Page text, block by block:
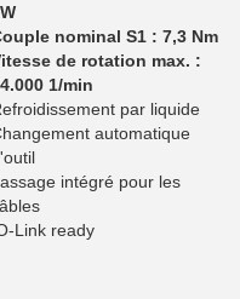
nominal S1 : 7,3 Nm
de rotation max. :
1/min
par liquide
automatique
intégré pour les
Link ready